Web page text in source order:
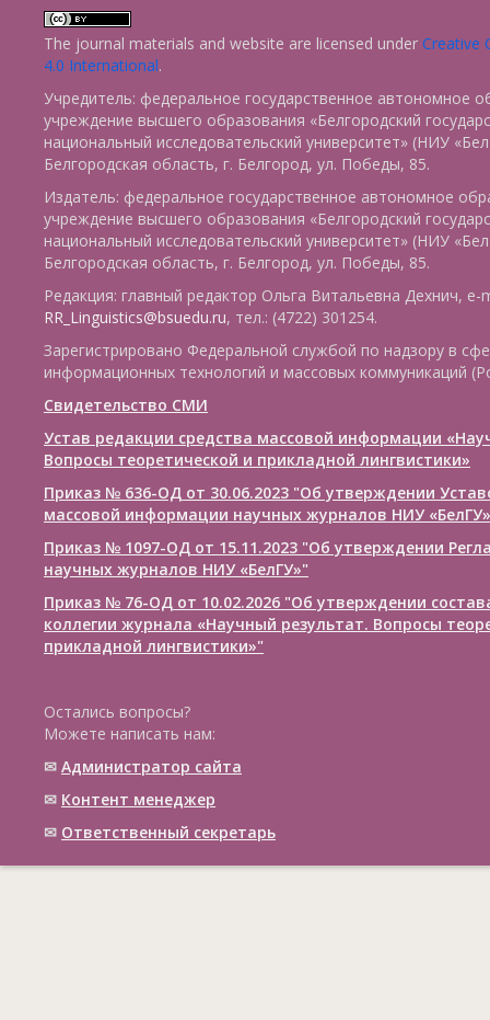
The journal materials and website are licensed under Creative
4.0 International.
Учредитель: федеральное государственное автономное
учреждение высшего образования «Белгородский
национальный исследовательский университет» (НИУ
Белгородская область, г. Белгород, ул. Победы, 85.
Издатель: федеральное государственное автономное
учреждение высшего образования «Белгородский
национальный исследовательский университет» (НИУ
Белгородская область, г. Белгород, ул. Победы, 85.
Редакция: главный редактор Ольга Витальевна Дехнич, e-
RR_Linguistics@bsuedu.ru, тел.: (4722) 301254.
Зарегистрировано Федеральной службой по надзору в
информационных технологий и массовых коммуникаций
Свидетельство СМИ
Устав редакции средства массовой информации
Вопросы теоретической и прикладной лингвистики»
Приказ № 636-ОД от 30.06.2023 "Об утверждении
массовой информации научных журналов НИУ «БелГУ»
Приказ № 1097-ОД от 15.11.2023 "Об утверждении
научных журналов НИУ «БелГУ»"
Приказ № 76-ОД от 10.02.2026 "Об утверждении
коллегии журнала «Научный результат. Вопросы
прикладной лингвистики»"
Остались вопросы?
Можете написать нам:
✉ Администратор сайта
✉ Контент менеджер
✉ Ответственный cекретарь